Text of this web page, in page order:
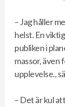
– Jag håller
helst. En
publiken i
massor, även
upplevelse.,
– Det är kul